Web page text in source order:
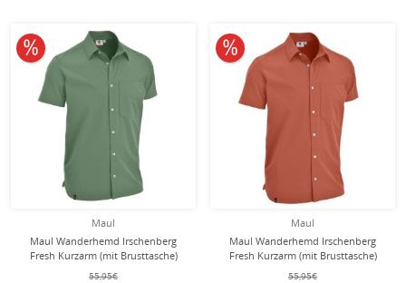
Maul
Maul Wanderhemd Irschenberg
Fresh Kurzarm (mit Brusttasche)
grün Herren
55,95€
10% reduziert
Maul
Maul Wanderhemd Irschenberg
Fresh Kurzarm (mit Brusttasche)
orange Herren
55,95€
10% reduziert